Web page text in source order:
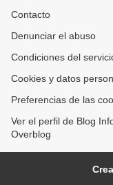
Contacto
Denunciar el abuso
Condiciones del
Cookies y datos
Preferencias de las
Ver el perfil de Blog
Overblog